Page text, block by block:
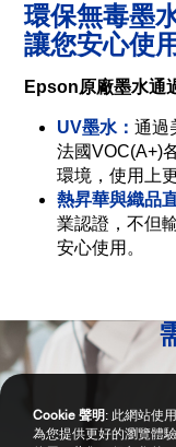
環保無毒墨
讓您安心使用
Epson原廠墨水通
UV墨水： 通過
法國VOC(A+)
環境，使用上
熱昇華與織品
業認證，不但
安心使用。
Cookie 聲明 : 此網站使
為您提供更好的瀏覽體